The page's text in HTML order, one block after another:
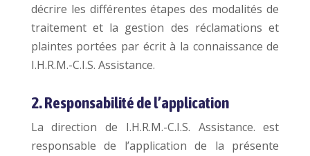
décrire les différentes étapes des modalités de
traitement et la gestion des réclamations et
plaintes portées par écrit à la connaissance de
I.H.R.M.-C.I.S. Assistance.
2. Responsabilité de l’application
La direction de I.H.R.M.-C.I.S. Assistance. est
responsable de l’application de la présente